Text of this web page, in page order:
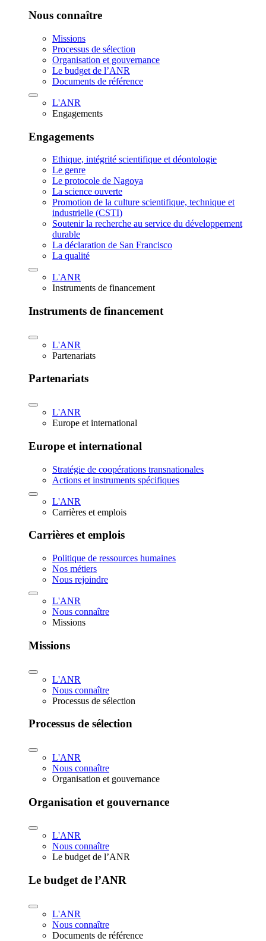
Nous connaître
Missions
Processus de sélection
Organisation et gouvernance
Le budget de l’ANR
Documents de référence
L'ANR
Engagements
Engagements
Ethique, intégrité scientifique et déontologie
Le genre
Le protocole de Nagoya
La science ouverte
Promotion de la culture scientifique, technique et
industrielle (CSTI)
Soutenir la recherche au service du développement
durable
La déclaration de San Francisco
La qualité
L'ANR
Instruments de financement
Instruments de financement
L'ANR
Partenariats
Partenariats
L'ANR
Europe et international
Europe et international
Stratégie de coopérations transnationales
Actions et instruments spécifiques
L'ANR
Carrières et emplois
Carrières et emplois
Politique de ressources humaines
Nos métiers
Nous rejoindre
L'ANR
Nous connaître
Missions
Missions
L'ANR
Nous connaître
Processus de sélection
Processus de sélection
L'ANR
Nous connaître
Organisation et gouvernance
Organisation et gouvernance
L'ANR
Nous connaître
Le budget de l’ANR
Le budget de l’ANR
L'ANR
Nous connaître
Documents de référence